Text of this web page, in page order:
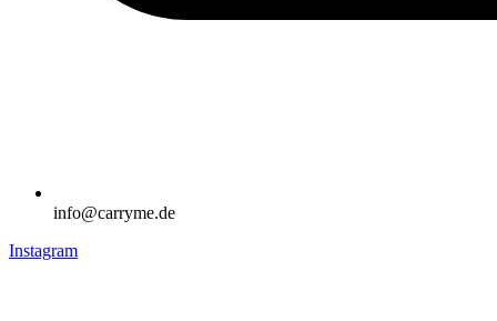
info@carryme.de
Instagram